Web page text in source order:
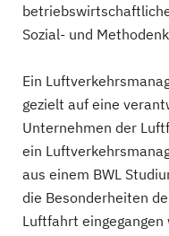
Sozial- und
Ein
gezielt auf eine
Unternehmen der
ein
aus einem BWL
die Besonderheiten
Luftfahrt eingegangen